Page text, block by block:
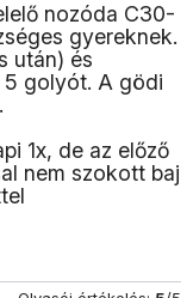
nozóda C30-
gyereknek.
után) és
5 golyót. A gödi
1x, de az előző
nem szokott baj